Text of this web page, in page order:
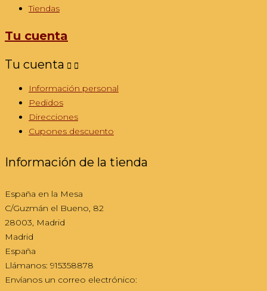
Tiendas
Tu cuenta
Tu cuenta  
Información personal
Pedidos
Direcciones
Cupones descuento
Información de la tienda
España en la Mesa
C/Guzmán el Bueno, 82
28003, Madrid
Madrid
España
Llámanos: 915358878
Envíanos un correo electrónico: